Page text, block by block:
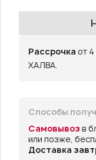
Рассрочка от
ХАЛВА.
Способы
Самовывоз в
или позже,
Доставка